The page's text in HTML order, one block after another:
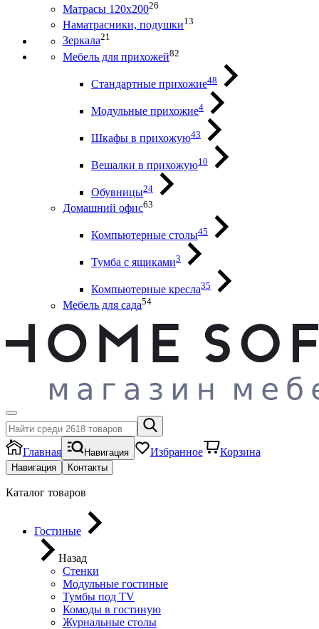
Матрасы 120х20026
Наматрасники, подушки13
Зеркала21
Мебель для прихожей82
Стандартные прихожие48
Модульные прихожие4
Шкафы в прихожую43
Вешалки в прихожую10
Обувницы24
Домашний офис63
Компьютерные столы45
Тумба с ящиками3
Компьютерные кресла35
Мебель для сада54
Главная Навигация Избранное Корзина
Навигация Контакты
Каталог товаров
Гостиные
Назад
Стенки
Модульные гостиные
Тумбы под ТV
Комоды в гостиную
Журнальные столы